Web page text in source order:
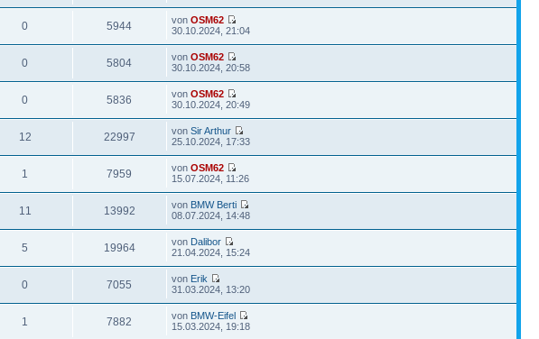
0 5944 vonOSM62
30.10.2024, 21:04
0 5804 vonOSM62
30.10.2024, 20:58
0 5836 vonOSM62
30.10.2024, 20:49
12 22997 vonSir Arthur
25.10.2024, 17:33
1 7959 vonOSM62
15.07.2024, 11:26
11 13992 von BMW Berti
08.07.2024, 14:48
5 19964 von Dalibor
21.04.2024, 15:24
0 7055 von Erik
31.03.2024, 13:20
1 7882 von BMW-Eifel
15.03.2024, 19:18